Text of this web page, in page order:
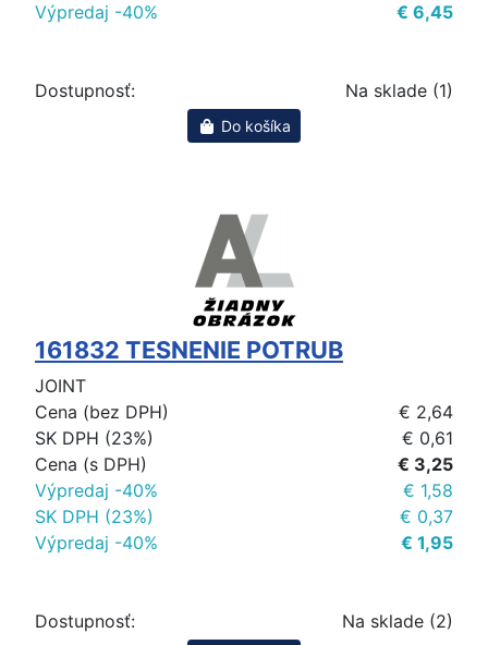
Výpredaj -40%
€ 6,45
Dostupnosť: Na sklade (1)
Do košíka
161832 TESNENIE POTRUB
JOINT
Cena (bez DPH)
€ 2,64
SK DPH (23%)
€ 0,61
Cena (s DPH)
€ 3,25
Výpredaj -40%
€ 1,58
SK DPH (23%)
€ 0,37
Výpredaj -40%
€ 1,95
Dostupnosť: Na sklade (2)